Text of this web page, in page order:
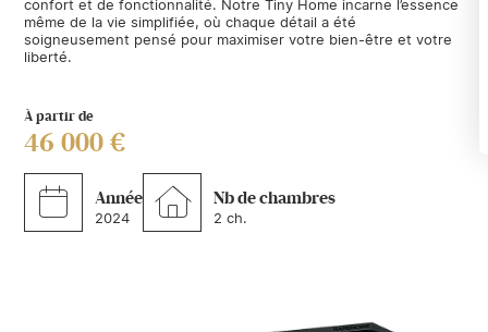
confort et de fonctionnalité. Notre Tiny Home incarne l’essence
même de la vie simplifiée, où chaque détail a été
soigneusement pensé pour maximiser votre bien-être et votre
liberté.
À partir de
46 000 €
Année
2024
Nb de chambres
2 ch.